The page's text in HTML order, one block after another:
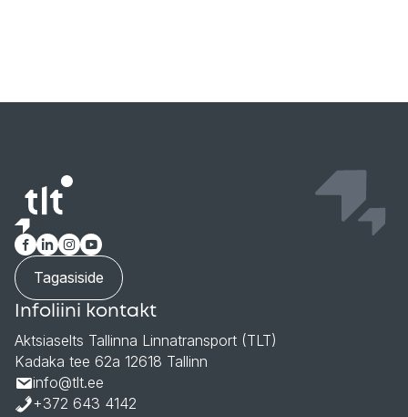
Tagasiside
Infoliini kontakt
Aktsiaselts Tallinna Linnatransport (TLT)
Kadaka tee 62a 12618 Tallinn
info@tlt.ee
+372 643 4142